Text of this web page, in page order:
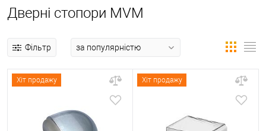
Дверні стопори MVM
Фільтр
Хіт продажу Хіт продажу